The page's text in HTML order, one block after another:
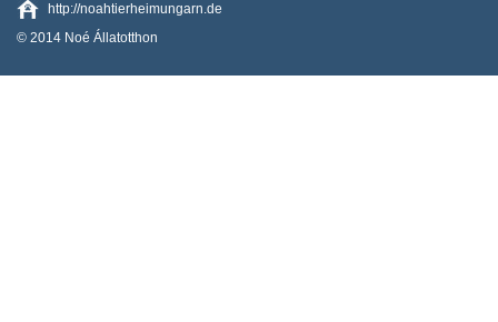
http://noahtierheimungarn.de
© 2014 Noé Állatotthon